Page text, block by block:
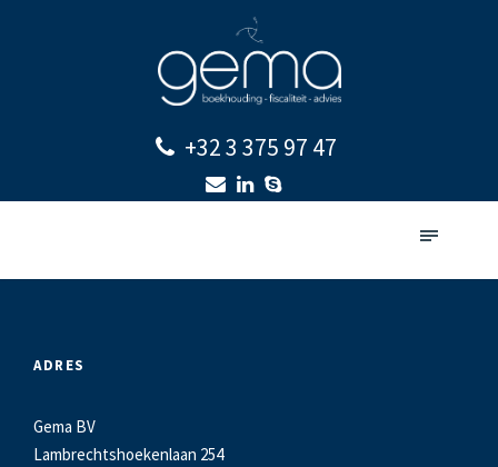
+32 3 375 97 47
ADRES
Gema BV
Lambrechtshoekenlaan 254